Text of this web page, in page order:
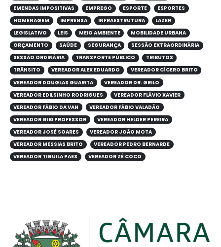
EMENDAS IMPOSITIVAS
EMPREGO ESPORTE
ESPORTES
HOMENAGEM
IMPRENSA INFRAESTRUTURA
LAZER
LEGISLATIVO
LEIS MEIO AMBIENTE
MOBILIDADE URBANA
ORÇAMENTO
SAÚDE SEGURANÇA
SESSÃO EXTRAORDINÁRIA
SESSÃO ORDINÁRIA
TRANSPORTE PÚBLICO
TRIBUTOS
TRÂNSITO
VEREADOR ALEX EDUARDO
VEREADOR CÍCERO BRITO
VEREADOR DOUGLAS GUARITA
VEREADOR DR. GRILO
VEREADOR EDILSINHO RODRIGUES
VEREADOR FLÁVIO XAVIER
VEREADOR FÁBIO DA VAN
VEREADOR FÁBIO VALADÃO
VEREADOR GIBI PROFESSOR
VEREADOR HELDER PEREIRA
VEREADOR JOSÉ SOARES
VEREADOR JOÃO MOTA
VEREADOR MESSIAS BRITO
VEREADOR PEDRO BERNARDE
VEREADOR TIGUILA PAES
VEREADOR ZÉ COCO